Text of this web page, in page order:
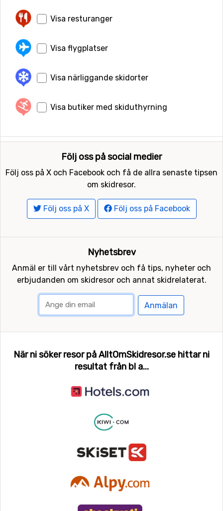
Visa resturanger
Visa flygplatser
Visa närliggande skidorter
Visa butiker med skiduthyrning
Följ oss på social medier
Följ oss på X och Facebook och få de allra senaste tipsen
om skidresor.
Följ oss på X Följ oss på Facebook
Nyhetsbrev
Anmäl er till vårt nyhetsbrev och få tips, nyheter och
erbjudanden om skidresor och annat skidrelaterat.
Anmälan
När ni söker resor på AlltOmSkidresor.se hittar ni
resultat från bl a...